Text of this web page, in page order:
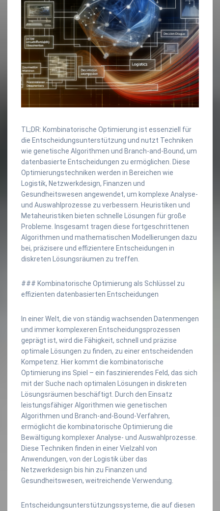
TL;DR: Kombinatorische Optimierung ist essenziell für
die Entscheidungsunterstützung und nutzt Techniken
wie genetische Algorithmen und Branch-and-Bound, um
datenbasierte Entscheidungen zu ermöglichen. Diese
Optimierungstechniken werden in Bereichen wie
Logistik, Netzwerkdesign, Finanzen und
Gesundheitswesen angewendet, um komplexe Analyse-
und Auswahlprozesse zu verbessern. Heuristiken und
Metaheuristiken bieten schnelle Lösungen für große
Probleme. Insgesamt tragen diese fortgeschrittenen
Algorithmen und mathematischen Modellierungen dazu
bei, präzisere und effizientere Entscheidungen in
diskreten Lösungsräumen zu treffen.
### Kombinatorische Optimierung als Schlüssel zu
effizienten datenbasierten Entscheidungen
In einer Welt, die von ständig wachsenden Datenmengen
und immer komplexeren Entscheidungsprozessen
geprägt ist, wird die Fähigkeit, schnell und präzise
optimale Lösungen zu finden, zu einer entscheidenden
Kompetenz. Hier kommt die kombinatorische
Optimierung ins Spiel – ein faszinierendes Feld, das sich
mit der Suche nach optimalen Lösungen in diskreten
Lösungsräumen beschäftigt. Durch den Einsatz
leistungsfähiger Algorithmen wie genetischen
Algorithmen und Branch-and-Bound-Verfahren,
ermöglicht die kombinatorische Optimierung die
Bewältigung komplexer Analyse- und Auswahlprozesse.
Diese Techniken finden in einer Vielzahl von
Anwendungen, von der Logistik über das
Netzwerkdesign bis hin zu Finanzen und
Gesundheitswesen, weitreichende Verwendung.
Entscheidungsunterstützungssysteme, die auf diesen